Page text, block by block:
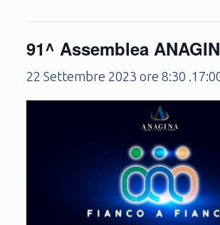
91^ Assemblea
22 Settembre 2023 ore 8:30 .